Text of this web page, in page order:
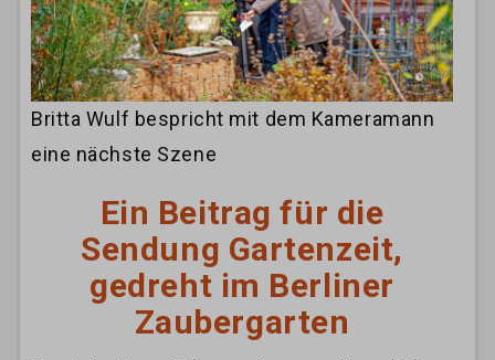
Britta Wulf bespricht mit dem Kameramann
eine nächste Szene
Ein Beitrag für die
Sendung Gartenzeit,
gedreht im Berliner
Zaubergarten